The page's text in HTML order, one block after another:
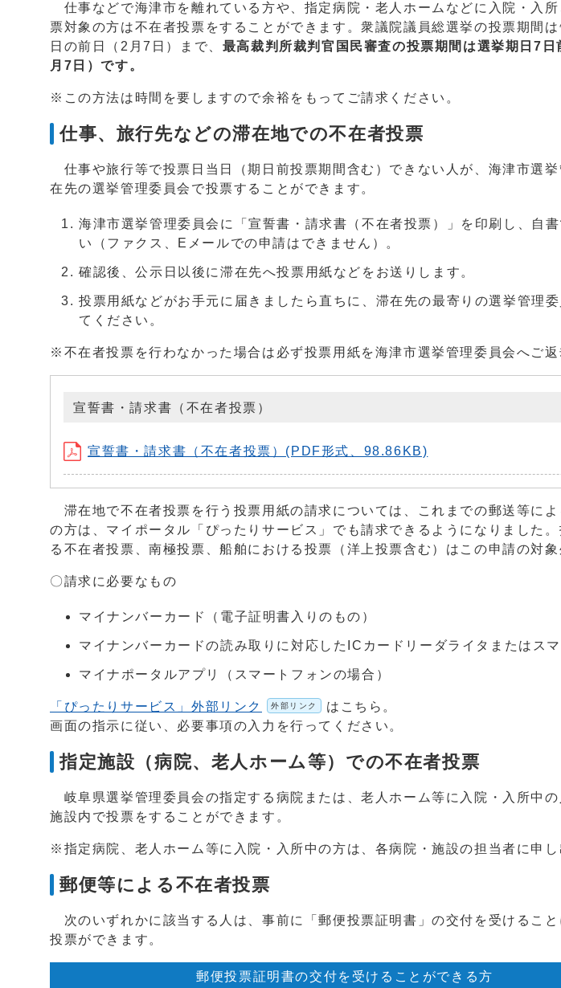
仕事などで海津市を離れている方や、指定病院・老人ホームなどに入院・入
票対象の方は不在者投票をすることができます。衆議院議員総選挙の投票期間
日の前日（2月7日）まで、 最高裁判所裁判官国民審査の投票期間は選挙期日7
月7日）です。
※この方法は時間を要しますので余裕をもってご請求ください。
仕事、旅行先などの滞在地での不在者投票
仕事や旅行等で投票日当日（期日前投票期間含む）できない人が、海津市選
在先の選挙管理委員会で投票することができます。
海津市選挙管理委員会に「宣誓書・請求書（不在者投票）」を印刷し、自
い（ファクス、Eメールでの申請はできません）。
確認後、公示日以後に滞在先へ投票用紙などをお送りします。
投票用紙などがお手元に届きましたら直ちに、滞在先の最寄りの選挙管理
てください。
※不在者投票を行わなかった場合は必ず投票用紙を海津市選挙管理委員会へご返
宣誓書・請求書（不在者投票）
宣誓書・請求書（不在者投票）(PDF形式、98.86KB)
滞在地で不在者投票を行う投票用紙の請求については、これまでの郵送等に
の方は、マイポータル「ぴったりサービス」でも請求できるようになりました
る不在者投票、南極投票、船舶における投票（洋上投票含む）はこの申請の対象
〇請求に必要なもの
マイナンバーカード（電子証明書入りのもの）
マイナンバーカードの読み取りに対応したICカードリーダライタまたはス
マイナポータルアプリ（スマートフォンの場合）
「ぴったりサービス」外部リンク 外部リンク
はこちら。
画面の指示に従い、必要事項の入力を行ってください。
指定施設（病院、老人ホーム等）での不在者投票
岐阜県選挙管理委員会の指定する病院または、老人ホーム等に入院・入所中の
施設内で投票をすることができます。
※指定病院、老人ホーム等に入院・入所中の方は、各病院・施設の担当者に申し
郵便等による不在者投票
次のいずれかに該当する人は、事前に「郵便投票証明書」の交付を受けるこ
投票ができます。
郵便投票証明書の交付を受けることができる方